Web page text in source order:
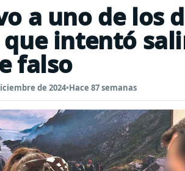
a uno de los
intentó
falso
de 2024•Hace 87 semanas